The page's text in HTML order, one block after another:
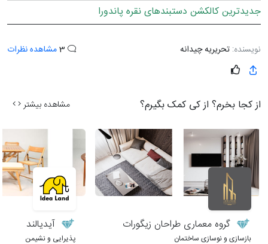
جدیدترین کالکشن دستبندهای نقره پاندورا
نویسنده: تحریریه چیدانه مشاهده نظرات
از کجا بخرم؟ از کی کمک بگیرم؟ مشاهده بیشتر
گروه معماری طراحان زیگورات
بازسازی و نوسازی ساختمان
آیدیالند
پذیرایی و نشیمن